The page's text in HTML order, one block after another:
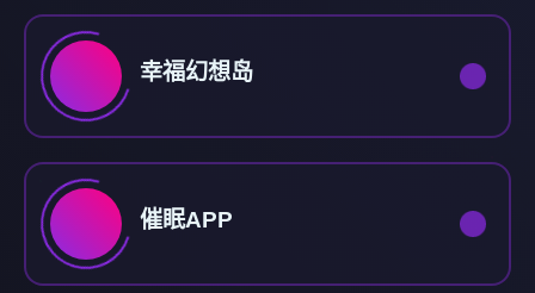
幸福幻想岛
催眠APP